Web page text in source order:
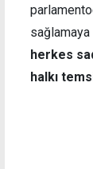
sağlamaya
herkes
halkı